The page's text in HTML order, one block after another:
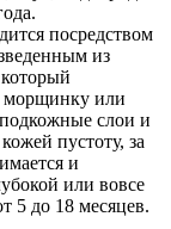
посредством
из
морщинку или
подкожные слои и
пустоту, за
и
или вовсе
5 до 18 месяцев.